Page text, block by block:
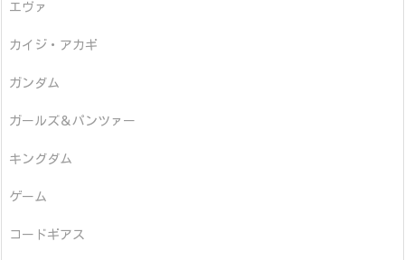
エヴァ
カイジ・アカギ
ガンダム
ガールズ＆パンツァー
キングダム
ゲーム
コードギアス